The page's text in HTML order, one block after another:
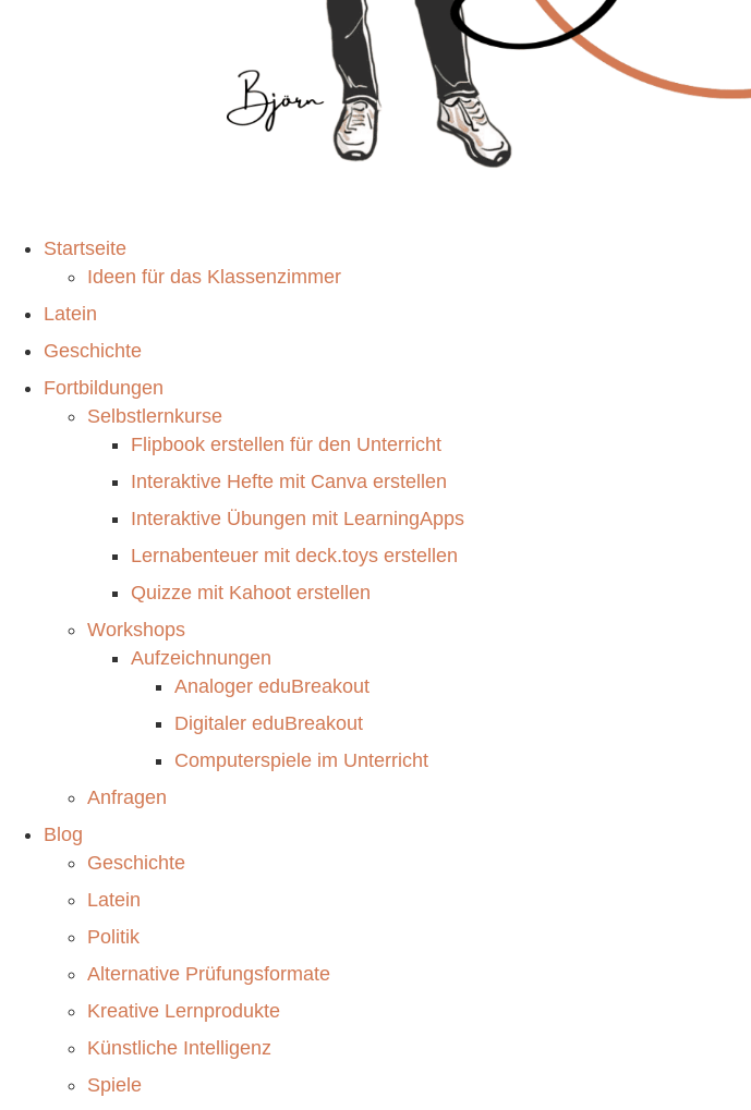
Startseite
Ideen für das Klassenzimmer
Latein
Geschichte
Fortbildungen
Selbstlernkurse
Flipbook erstellen für den Unterricht
Interaktive Hefte mit Canva erstellen
Interaktive Übungen mit LearningApps
Lernabenteuer mit deck.toys erstellen
Quizze mit Kahoot erstellen
Workshops
Aufzeichnungen
Analoger eduBreakout
Digitaler eduBreakout
Computerspiele im Unterricht
Anfragen
Blog
Geschichte
Latein
Politik
Alternative Prüfungsformate
Kreative Lernprodukte
Künstliche Intelligenz
Spiele